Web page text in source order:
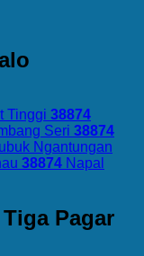
Tinggi 38874
Seri 38874
Ngantungan
38874 Napal
Pagar